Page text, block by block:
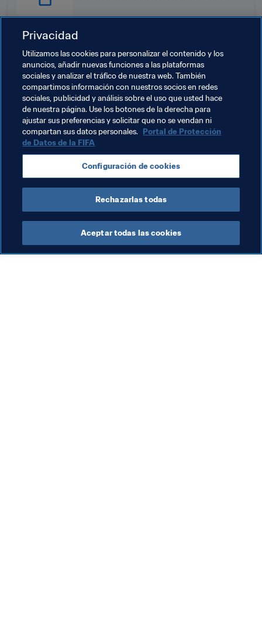
Temas relacionados
Promoción del fútbol
Centro de Capacitación de la FIFA
Desarrollo del talento Organización
Alemania UEFA
Privacidad
Utilizamos las cookies para personalizar el contenido y los
anuncios, añadir nuevas funciones a las plataformas
sociales y analizar el tráfico de nuestra web. También
compartimos información con nuestros socios en redes
sociales, publicidad y análisis sobre el uso que usted hace
de nuestra página. Use los botones de la derecha para
ajustar sus preferencias y solicitar que no se vendan ni
compartan sus datos personales. Portal de Protección
de Datos de la FIFA
Configuración de cookies
Rechazarlas todas
Aceptar todas las cookies